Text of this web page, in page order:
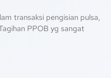
transaksi pengisian pulsa,
PPOB yg sangat